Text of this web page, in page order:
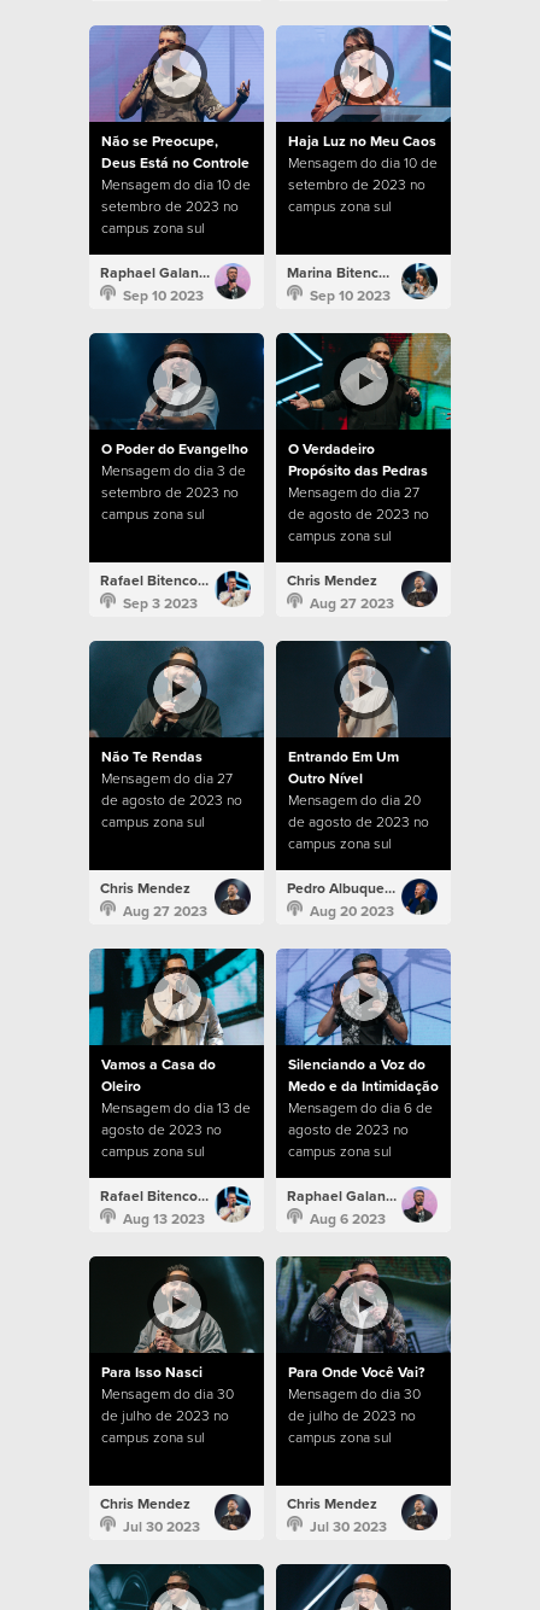
Não se Preocupe,
Deus Está no Controle
Mensagem do dia 10 de
setembro de 2023 no
campus zona sul
Raphael Galante
Sep 10 2023
Haja Luz no Meu Caos
Mensagem do dia 10 de
setembro de 2023 no
campus zona sul
Marina Bitencourt
Sep 10 2023
O Poder do Evangelho
Mensagem do dia 3 de
setembro de 2023 no
campus zona sul
Rafael Bitencourt
Sep 3 2023
O Verdadeiro
Propósito das Pedras
Mensagem do dia 27
de agosto de 2023 no
campus zona sul
Chris Mendez
Aug 27 2023
Não Te Rendas
Mensagem do dia 27
de agosto de 2023 no
campus zona sul
Chris Mendez
Aug 27 2023
Entrando Em Um
Outro Nível
Mensagem do dia 20
de agosto de 2023 no
campus zona sul
Pedro Albuquerque
Aug 20 2023
Vamos a Casa do
Oleiro
Mensagem do dia 13 de
agosto de 2023 no
campus zona sul
Rafael Bitencourt
Aug 13 2023
Silenciando a Voz do
Medo e da Intimidação
Mensagem do dia 6 de
agosto de 2023 no
campus zona sul
Raphael Galante
Aug 6 2023
Para Isso Nasci
Mensagem do dia 30
de julho de 2023 no
campus zona sul
Chris Mendez
Jul 30 2023
Para Onde Você Vai?
Mensagem do dia 30
de julho de 2023 no
campus zona sul
Chris Mendez
Jul 30 2023